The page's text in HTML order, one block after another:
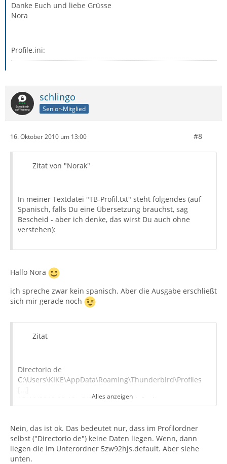
Danke Euch und liebe Grüsse
Nora
Profile.ini:
schlingo
Senior-Mitglied
16. Oktober 2010 um 13:00 #8
Zitat von "Norak"
In meiner Textdatei "TB-Profil.txt" steht folgendes (auf
Spanisch, falls Du eine Übersetzung brauchst, sag
Bescheid - aber ich denke, das wirst Du auch ohne
verstehen):
Hallo Nora
ich spreche zwar kein spanisch. Aber die Ausgabe erschließt
sich mir gerade noch
Zitat
Directorio de
C:\Users\KIKE\AppData\Roaming\Thunderbird\Profiles
15/10/2010 23:12 <DIR> 5zw92hjs.default
Komisch, 0 Bytes...
Alles anzeigen
Nein, das ist ok. Das bedeutet nur, dass im Profilordner
selbst ("Directorio de") keine Daten liegen. Wenn, dann
liegen die im Unterordner 5zw92hjs.default. Aber siehe
unten.